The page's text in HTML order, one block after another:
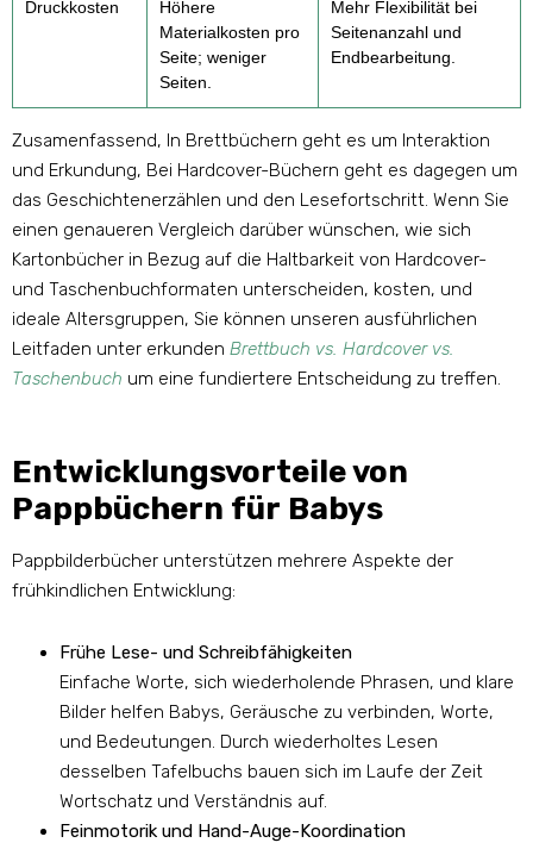
Druckkosten
Höhere
Materialkosten pro
Seite; weniger
Seiten.
Mehr Flexibilität bei
Seitenanzahl und
Endbearbeitung.
Zusamenfassend, In Brettbüchern geht es um Interaktion
und Erkundung, Bei Hardcover-Büchern geht es dagegen um
das Geschichtenerzählen und den Lesefortschritt. Wenn Sie
einen genaueren Vergleich darüber wünschen, wie sich
Kartonbücher in Bezug auf die Haltbarkeit von Hardcover-
und Taschenbuchformaten unterscheiden, kosten, und
ideale Altersgruppen, Sie können unseren ausführlichen
Leitfaden unter erkunden Brettbuch vs. Hardcover vs.
Taschenbuch um eine fundiertere Entscheidung zu treffen.
Entwicklungsvorteile von
Pappbüchern für Babys
Pappbilderbücher unterstützen mehrere Aspekte der
frühkindlichen Entwicklung:
Frühe Lese- und Schreibfähigkeiten
Einfache Worte, sich wiederholende Phrasen, und klare
Bilder helfen Babys, Geräusche zu verbinden, Worte,
und Bedeutungen. Durch wiederholtes Lesen
desselben Tafelbuchs bauen sich im Laufe der Zeit
Wortschatz und Verständnis auf.
Feinmotorik und Hand-Auge-Koordination